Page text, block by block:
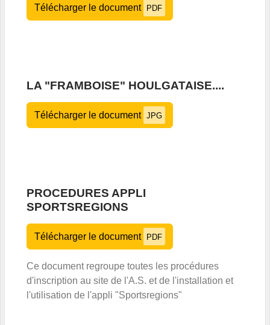
Télécharger le document PDF
LA "FRAMBOISE" HOULGATAISE....
Télécharger le document JPG
PROCEDURES APPLI
SPORTSREGIONS
Télécharger le document PDF
Ce document regroupe toutes les procédures
d'inscription au site de l'A.S. et de l'installation et
l'utilisation de l'appli "Sportsregions"